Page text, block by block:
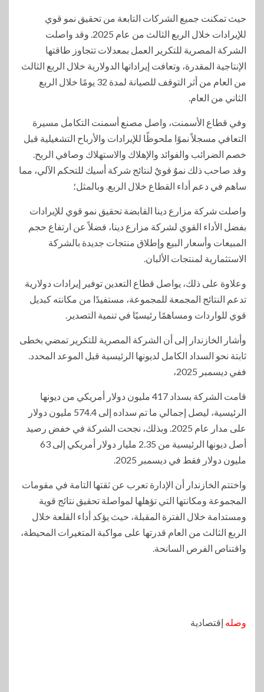
حيث تمكنت جميع الشركات التابعة من تحقيق نمو قوي
للإيرادات خلال الربع الثالث من عام 2025. وقد واصلت
الشركة المصرية للتكرير العمل بمعدلات تتجاوز طاقتها
الإنتاجية المقدرة، وتعافت إيراداتها الدولارية خلال الربع الثالث
من العام من أثر التوقف للصيانة لمدة 32 يومًا خلال الربع
الثاني من العام.
وفي قطاع الأسمنت، واصل مصنع أسمنت التكامل مسيرة
التعافي مسجلاً نموًا ملحوظًا للإيرادات والأرباح التشغيلية قبل
خصم الضرائب والفوائد والإهلاك والاستهلاك وصافي الربح.
وقد صاحب ذلك نموٌ قويٌ لنتائج شركة أسيك للتحكم الآلي، مما
ساهم في دعم أداء القطاع خلال الربع. وبالمثل؛
واصلت شركة مزارع دينا القابضة تحقيق نمو قوي للإيرادات
بفضل الأداء القوي لشركة مزارع دينا، فضلاً عن ارتفاع حجم
المبيعات وأسعار البيع وإطلاق منتجات جديدة بالشركة
الاستثمارية لمنتجات الألبان.
وعلاوة على ذلك، يواصل قطاع التعدين توفير إيرادات دولارية
تدعم النتائج المجمعة للمجموعة، مستفيدًا من مكانته كبديل
قوي للواردات ومساهمًا رئيسيًا في تنمية التصدير.
وأشار الخازندار إلى أن الشركة المصرية للتكرير تمضي بخطى
ثابتة نحو السداد الكامل لديونها الرئيسية قبل الموعد المحدد.
ففي ديسمبر 2025،
قامت الشركة بسداد 417 مليون دولار أمريكي من ديونها
الرئيسية، ليصل إجمالي ما تم سداده إلى 574.4 مليون دولار
على مدار عام 2025. وبذلك، نجحت الشركة في خفض رصيد
أصل ديونها الرئيسية من 2.35 مليار دولار أمريكي إلى 63
مليون دولار فقط في ديسمبر 2025.
واختتم الخازندار أن الإدارة تعرب عن ثقتها التامة في مقومات
المجموعة ومكانتها التي تؤهلها لمواصلة تحقيق نتائج قوية
ومستدامة خلال الفترة المقبلة، حيث يؤكد أداء القلعة خلال
الربع الثالث من العام قدرتها على مواكبة المتغيرات المحيطة،
واقتناص الفرص السانحة.
وصله إقتصادية